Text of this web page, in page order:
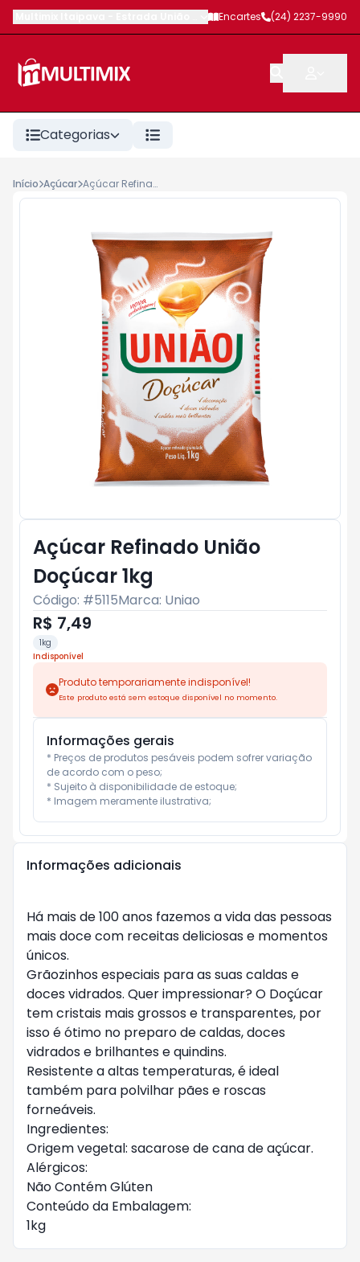
Estrada União e Indústria,Petrópolis-RJ
Encartes (24) 2237-9990
Categorias
Início Açúcar Açúcar Refinado União Doçúcar 1kg
Açúcar Refinado União
Doçúcar 1kg
Código: #5115Marca: Uniao
R$ 7,49
1kg
Indisponível
Produto temporariamente indisponível!
Este produto está sem estoque disponível no momento.
Informações gerais
* Preços de produtos pesáveis podem sofrer variação
de acordo com o peso;
* Sujeito à disponibilidade de estoque;
* Imagem meramente ilustrativa;
Informações adicionais
Há mais de 100 anos fazemos a vida das pessoas
mais doce com receitas deliciosas e momentos
únicos.
Grãozinhos especiais para as suas caldas e
doces vidrados. Quer impressionar? O Doçúcar
tem cristais mais grossos e transparentes, por
isso é ótimo no preparo de caldas, doces
vidrados e brilhantes e quindins.
Resistente a altas temperaturas, é ideal
também para polvilhar pães e roscas
forneáveis.
Ingredientes:
Origem vegetal: sacarose de cana de açúcar.
Alérgicos:
Não Contém Glúten
Conteúdo da Embalagem:
1kg